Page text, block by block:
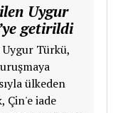
Uygur
getirildi
Türkü,
ülkeden
Çin'e iade